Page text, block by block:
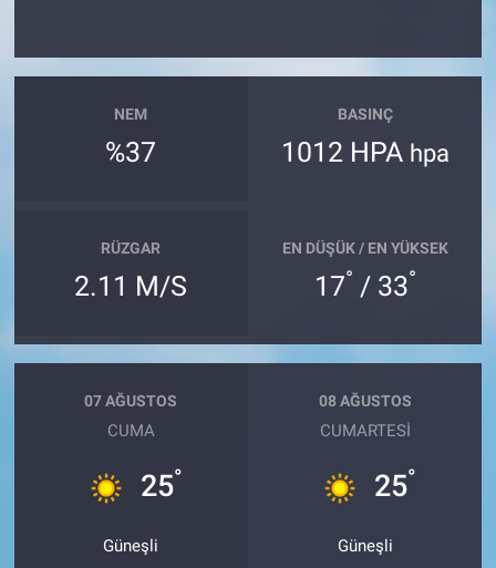
NEM
%37
BASINÇ
1012 HPA hpa
RÜZGAR
2.11 M/S
EN DÜŞÜK / EN YÜKSEK
17° / 33°
07 AĞUSTOS
CUMA
25°
Güneşli
08 AĞUSTOS
CUMARTESI
25°
Güneşli